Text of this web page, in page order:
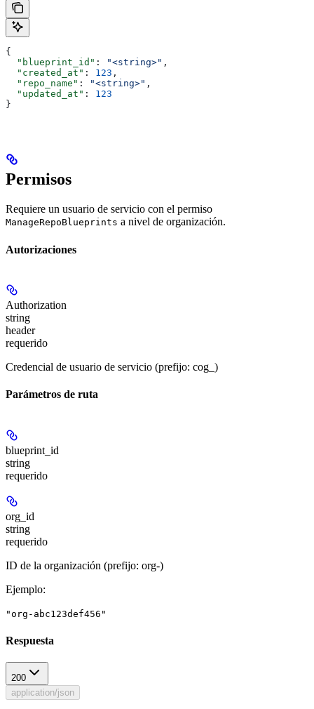
{
  "blueprint_id"
: "<string>" ,
  "created_at"
: 123 ,
  "repo_name"
: "<string>" ,
  "updated_at"
: 123
}
Permisos
Requiere un usuario de servicio con el permiso
ManageRepoBlueprints a nivel de organización.
Autorizaciones
Authorization
string
header
requerido
Credencial de usuario de servicio (prefijo: cog_)
Parámetros de ruta
blueprint_id
string
requerido
org_id
string
requerido
ID de la organización (prefijo: org-)
Ejemplo:
"org-abc123def456"
Respuesta
200
application/json